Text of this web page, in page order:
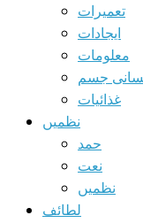
تعمیرات
ایجادات
معلومات
جسم
غذائیات
نظمیں
حمد
نعت
نظمیں
لطائف